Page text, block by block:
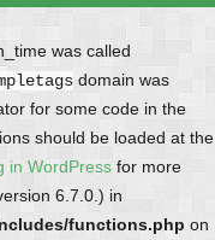
was called
domain was
for some code in the
should be loaded at the
in WordPress for more
6.7.0.) in
functions.php on